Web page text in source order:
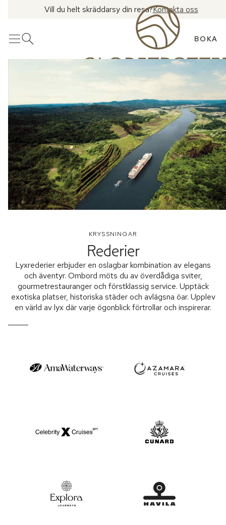
Vill du helt skräddarsy din resa?Kontakta oss
MenyÖppna sök BOKA
KRYSSNINGAR
Rederier
Lyxrederier erbjuder en oslagbar kombination av elegans
och äventyr. Ombord möts du av överdådiga sviter,
gourmetrestauranger och förstklassig service. Upptäck
exotiska platser, historiska städer och avlägsna öar. Upplev
en värld av lyx där varje ögonblick förtrollar och inspirerar.